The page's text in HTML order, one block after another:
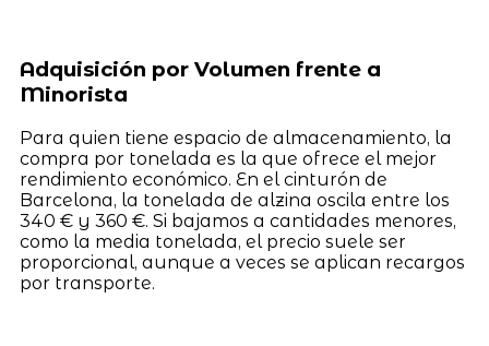
Adquisición por Volumen frente a
Minorista
Para quien tiene espacio de almacenamiento, la
compra por tonelada es la que ofrece el mejor
rendimiento económico. En el cinturón de
Barcelona, la tonelada de alzina oscila entre los
340 € y 360 €. Si bajamos a cantidades menores,
como la media tonelada, el precio suele ser
proporcional, aunque a veces se aplican recargos
por transporte.